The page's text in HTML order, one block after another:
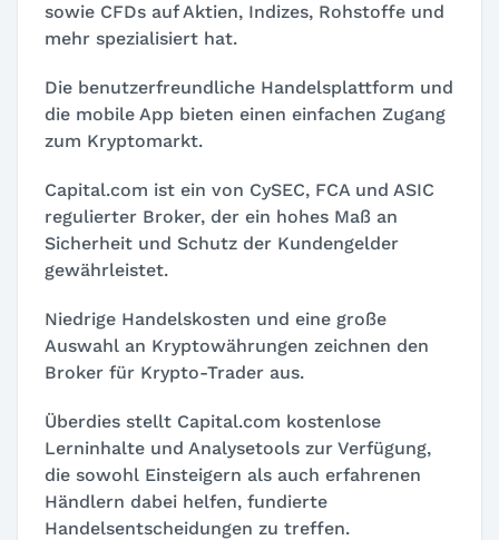
sowie CFDs auf Aktien, Indizes, Rohstoffe und
mehr spezialisiert hat.
Die benutzerfreundliche Handelsplattform und
die mobile App bieten einen einfachen Zugang
zum Kryptomarkt.
Capital.com ist ein von CySEC, FCA und ASIC
regulierter Broker, der ein hohes Maß an
Sicherheit und Schutz der Kundengelder
gewährleistet.
Niedrige Handelskosten und eine große
Auswahl an Kryptowährungen zeichnen den
Broker für Krypto-Trader aus.
Überdies stellt Capital.com kostenlose
Lerninhalte und Analysetools zur Verfügung,
die sowohl Einsteigern als auch erfahrenen
Händlern dabei helfen, fundierte
Handelsentscheidungen zu treffen.